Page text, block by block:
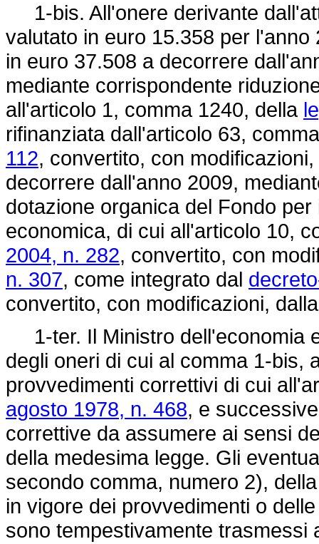
1-bis. All'onere derivante
valutato in euro 15.358 per
in euro 37.508 a decorrere
mediante corrispondente
all'articolo 1, comma 1240, della
rifinanziata dall'articolo 63,
112, convertito, con
decorrere dall'anno 2009,
dotazione organica del Fondo
economica, di cui all'articolo 10,
2004, n. 282, convertito, con
n. 307, come integrato dal
convertito, con modificazioni,
1-ter. Il Ministro dell'economia
degli oneri di cui al comma 1-bis,
provvedimenti correttivi di cui
agosto 1978, n. 468, e
correttive da assumere ai sensi
della medesima legge. Gli
secondo comma, numero 2),
in vigore dei provvedimenti o
sono tempestivamente trasmessi